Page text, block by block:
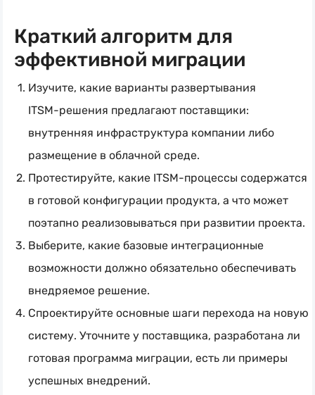
Краткий алгоритм для
эффективной миграции
Изучите, какие варианты развертывания
ITSM-решения предлагают поставщики:
внутренняя инфраструктура компании либо
размещение в облачной среде.
Протестируйте, какие ITSM-процессы содержатся
в готовой конфигурации продукта, а что может
поэтапно реализовываться при развитии проекта.
Выберите, какие базовые интеграционные
возможности должно обязательно обеспечивать
внедряемое решение.
Спроектируйте основные шаги перехода на новую
систему. Уточните у поставщика, разработана ли
готовая программа миграции, есть ли примеры
успешных внедрений.